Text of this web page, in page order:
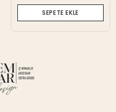
SEPETE EKLE